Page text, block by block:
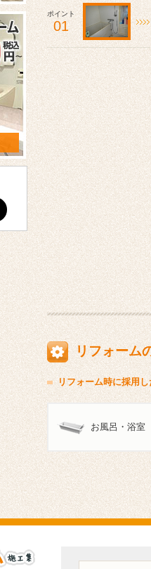
ポイント
01
リフォーム
リフォーム時に採用し
お風呂・浴室